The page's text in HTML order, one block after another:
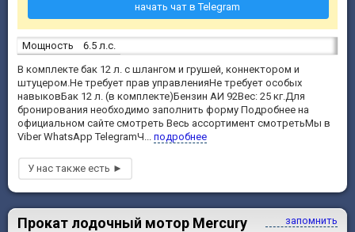
Мощность
6.5 л.с.
В комплекте бак 12 л. с шлангом и грушей, коннектором и
штуцером.Не требует прав управленияНе требует особых
навыковБак 12 л. (в комплекте)Бензин АИ 92Вес: 25 кг.Для
бронирования необходимо заполнить форму Подробнее на
официальном сайте смотреть Весь ассортимент смотретьМы в
Viber WhatsApp TelegramЧ... подробнее
начать чат в Telegram
запомнить
Прокат лодочный мотор Mercury